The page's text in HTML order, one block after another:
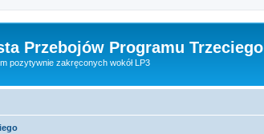
Przebojów Programu Trzeciego
pozytywnie zakręconych wokół LP3